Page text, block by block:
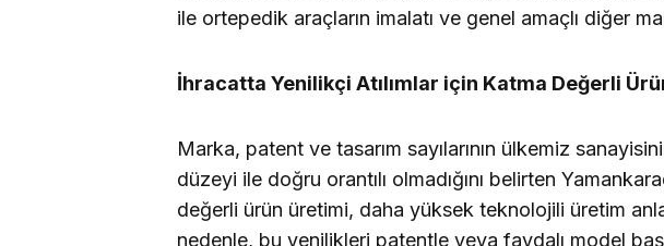
ile ortepedik araçların imalatı ve genel amaçlı diğer
İhracatta Yenilikçi Atılımlar için Katma Değerli
Marka, patent ve tasarım sayılarının ülkemiz
düzeyi ile doğru orantılı olmadığını belirten
değerli ürün üretimi, daha yüksek teknolojili üretim
nedenle, bu yenilikleri patentle veya faydalı model